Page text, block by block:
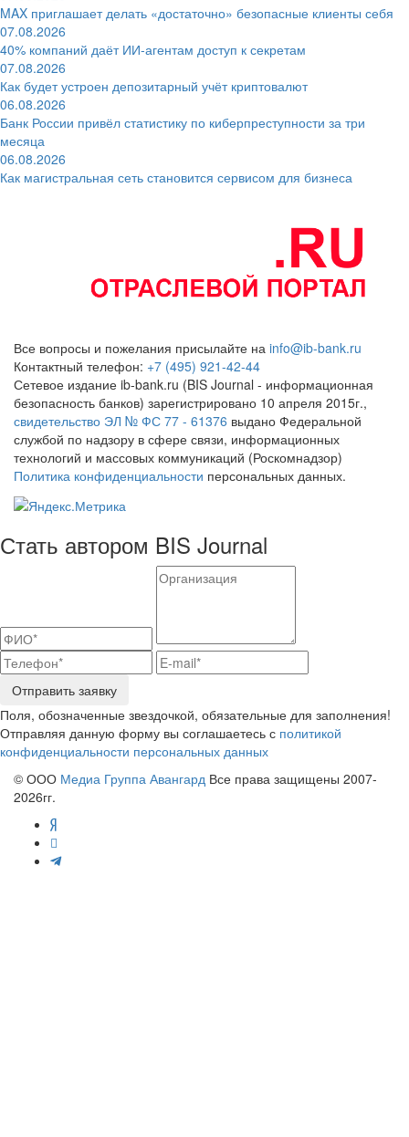
MAX приглашает делать «достаточно» безопасные клиенты себя
07.08.2026
40% компаний даёт ИИ‑агентам доступ к секретам
07.08.2026
Как будет устроен депозитарный учёт криптовалют
06.08.2026
Банк России привёл статистику по киберпреступности за три
месяца
06.08.2026
Как магистральная сеть становится сервисом для бизнеса
Все вопросы и пожелания присылайте на info@ib-bank.ru
Контактный телефон: +7 (495) 921-42-44
Сетевое издание ib-bank.ru (BIS Journal - информационная
безопасность банков) зарегистрировано 10 апреля 2015г.,
свидетельство ЭЛ № ФС 77 - 61376 выдано Федеральной
службой по надзору в сфере связи, информационных
технологий и массовых коммуникаций (Роскомнадзор)
Политика конфиденциальности персональных данных.
Стать автором BIS Journal
Отправить заявку
Поля, обозначенные звездочкой, обязательные для заполнения!
Отправляя данную форму вы соглашаетесь с политикой
конфиденциальности персональных данных
© ООО Медиа Группа Авангард Все права защищены 2007-
2026гг.